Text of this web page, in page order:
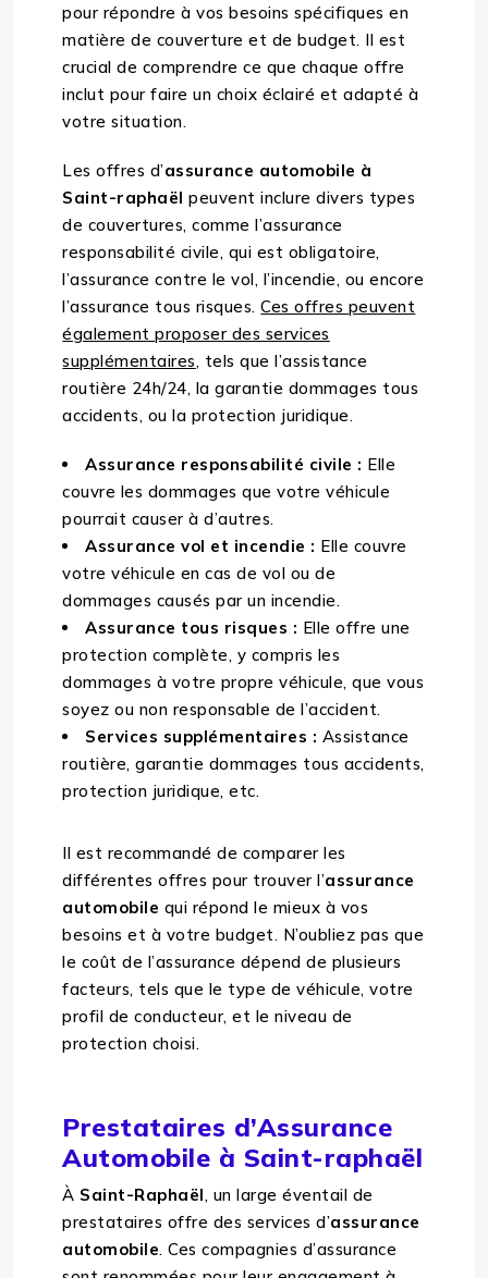
pour répondre à vos besoins spécifiques en
matière de couverture et de budget. Il est
crucial de comprendre ce que chaque offre
inclut pour faire un choix éclairé et adapté à
votre situation.
Les offres d’assurance automobile à
Saint-raphaël peuvent inclure divers types
de couvertures, comme l’assurance
responsabilité civile, qui est obligatoire,
l’assurance contre le vol, l’incendie, ou encore
l’assurance tous risques.Ces offres peuvent
également proposer des services
supplémentaires, tels que l’assistance
routière 24h/24, la garantie dommages tous
accidents, ou la protection juridique.
Assurance responsabilité civile : Elle
couvre les dommages que votre véhicule
pourrait causer à d’autres.
Assurance vol et incendie : Elle couvre
votre véhicule en cas de vol ou de
dommages causés par un incendie.
Assurance tous risques : Elle offre une
protection complète, y compris les
dommages à votre propre véhicule, que vous
soyez ou non responsable de l’accident.
Services supplémentaires : Assistance
routière, garantie dommages tous accidents,
protection juridique, etc.
Il est recommandé de comparer les
différentes offres pour trouver l’assurance
automobile qui répond le mieux à vos
besoins et à votre budget. N’oubliez pas que
le coût de l’assurance dépend de plusieurs
facteurs, tels que le type de véhicule, votre
profil de conducteur, et le niveau de
protection choisi.
Prestataires d’Assurance
Automobile à Saint-raphaël
À Saint-Raphaël, un large éventail de
prestataires offre des services d’assurance
automobile. Ces compagnies d’assurance